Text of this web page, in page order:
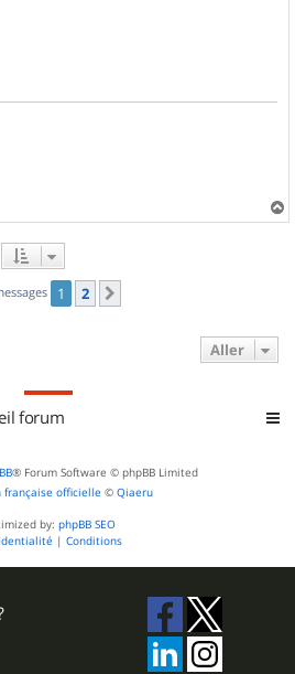
a
1 2
Aller
forum
® Forum Software © phpBB Limited
française officielle © Qiaeru
by: phpBB SEO
| Conditions